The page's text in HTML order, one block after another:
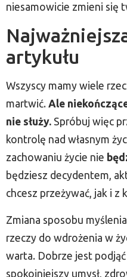
niesamowicie zmieni się
artykułu
Wszyscy mamy wiele
martwić. Ale
nie służy. Spróbuj więc
kontrolę nad własnym
zachowaniu życie nie
będziesz decydentem,
chcesz przeżywać, jak i z
Zmiana sposobu
rzeczy do wdrożenia w
warta. Dobrze jest podjąć
spokojniejszy umysł,